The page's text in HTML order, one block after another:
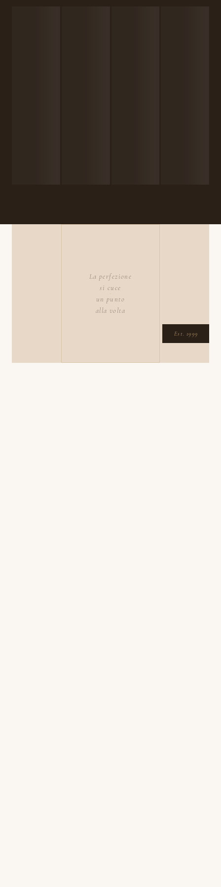
La perfezione
si cuce
un punto
alla volta
Est. 1999